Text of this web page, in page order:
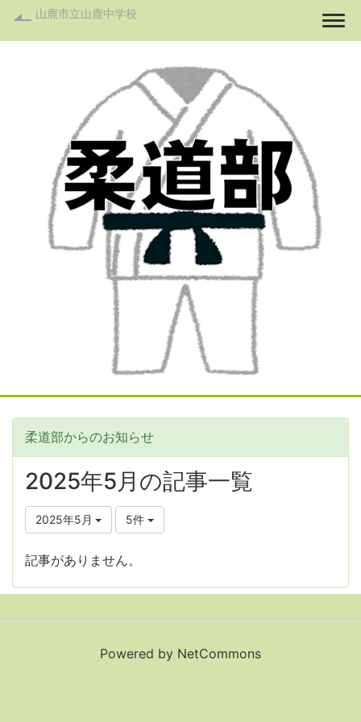
山鹿市立山鹿中学校
柔道部からのお知らせ
2025年5月の記事一覧
2025年5月 5件
記事がありません。
Powered by NetCommons